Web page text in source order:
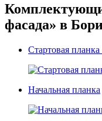
фасада» в
Стартовая
Начальная планка